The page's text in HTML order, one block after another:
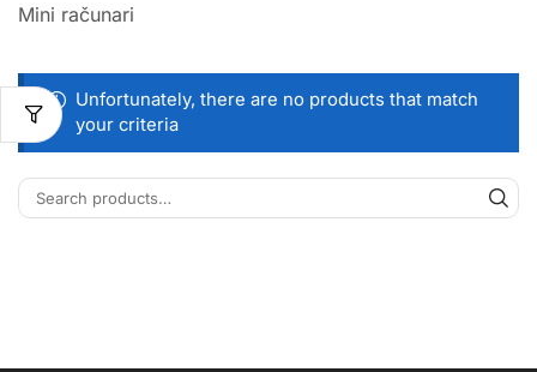
Mini računari
Unfortunately, there are no products that match
your criteria